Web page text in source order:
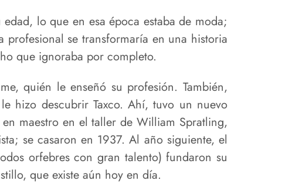
lo que en esa época estaba de moda;
se transformaría en una historia
que ignoraba por completo.
quién le enseñó su profesión. También,
hizo descubrir Taxco. Ahí, tuvo un nuevo
maestro en el taller de William Spratling,
se casaron en 1937. Al año siguiente, el
orfebres con gran talento) fundaron su
que existe aún hoy en día.